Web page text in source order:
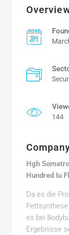
144
Hgh
Hundred Iu
Da es die
es bei
Ergebnisse